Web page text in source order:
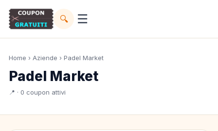
🔍 ☰
Home › Aziende › Padel Market
Padel Market
📍 · 0 coupon attivi